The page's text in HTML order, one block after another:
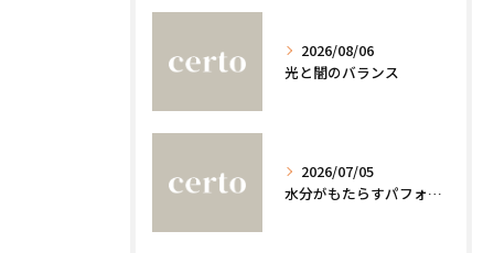
2026/08/06
光と闇のバランス
2026/07/05
水分がもたらすパフォーマンスへの影響